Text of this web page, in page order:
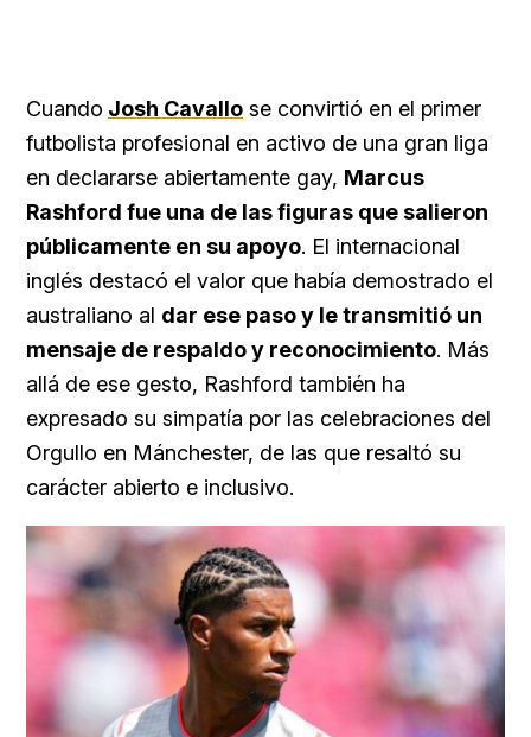
Cuando Josh Cavallo se convirtió en el primer
futbolista profesional en activo de una gran liga
en declararse abiertamente gay, Marcus
Rashford fue una de las figuras que salieron
públicamente en su apoyo. El internacional
inglés destacó el valor que había demostrado el
australiano al dar ese paso y le transmitió un
mensaje de respaldo y reconocimiento. Más
allá de ese gesto, Rashford también ha
expresado su simpatía por las celebraciones del
Orgullo en Mánchester, de las que resaltó su
carácter abierto e inclusivo.